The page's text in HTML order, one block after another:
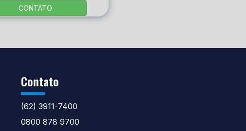
CONTATO
Contato
(62) 3911-7400
0800 878 9700